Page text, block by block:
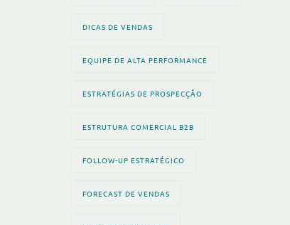
DICAS DE VENDAS
EQUIPE DE ALTA PERFORMANCE
ESTRATÉGIAS DE PROSPECÇÃO
ESTRUTURA COMERCIAL B2B
FOLLOW-UP ESTRATÉGICO
FORECAST DE VENDAS